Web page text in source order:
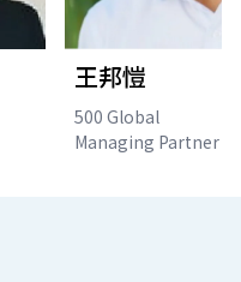
王邦愷
500 Global
Managing Partner